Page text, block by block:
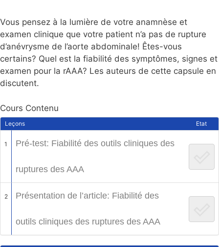
Vous pensez à la lumière de votre anamnèse et
examen clinique que votre patient n’a pas de rupture
d’anévrysme de l’aorte abdominale! Êtes-vous
certains? Quel est la fiabilité des symptômes, signes et
examen pour la rAAA? Les auteurs de cette capsule en
discutent.
Cours Contenu
Leçons Etat
1 Pré-test: Fiabilité des outils cliniques des
ruptures des AAA
2 Présentation de l’article: Fiabilité des
outils cliniques des ruptures des AAA